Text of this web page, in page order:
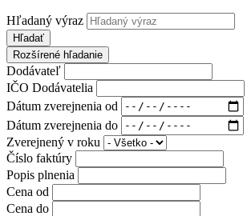
Hľadaný výraz
Hľadať
Rozšírené hľadanie
Dodávateľ
IČO Dodávatelia
Dátum zverejnenia od
Dátum zverejnenia do
Zverejnený v roku
Číslo faktúry
Popis plnenia
Cena od
Cena do